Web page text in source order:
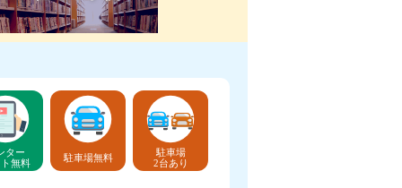
ター
無料
駐車場無料
駐車場
2台あり